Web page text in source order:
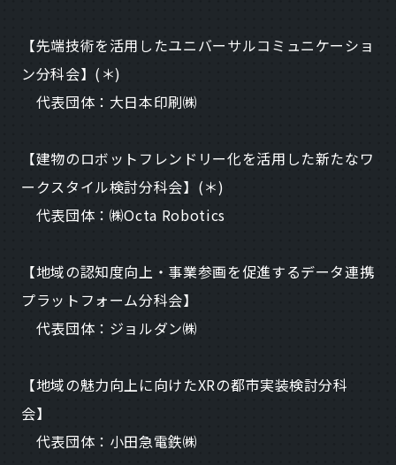
【先端技術を活用したユニバーサルコミュニケーショ
ン分科会】(＊)
代表団体：大日本印刷㈱
【建物のロボットフレンドリー化を活用した新たなワ
ークスタイル検討分科会】(＊)
代表団体：㈱Octa Robotics
【地域の認知度向上・事業参画を促進するデータ連携
プラットフォーム分科会】
代表団体：ジョルダン㈱
【地域の魅力向上に向けたXRの都市実装検討分科
会】
代表団体：小田急電鉄㈱